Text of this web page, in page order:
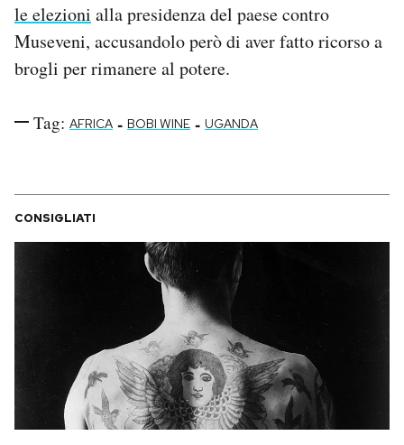
le elezioni alla presidenza del paese contro
Museveni, accusandolo però di aver fatto ricorso a
brogli per rimanere al potere.
Tag: AFRICA - BOBI WINE - UGANDA
CONSIGLIATI